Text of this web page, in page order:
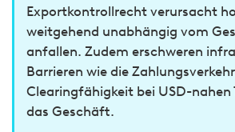
Exportkontrollrecht verursacht
weitgehend unabhängig vom
anfallen. Zudem erschweren
Barrieren wie die
Clearingfähigkeit bei USD-nahen
das Geschäft.